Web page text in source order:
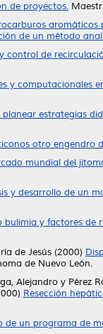
de proyectos.
de un método
control de
y computacionales
estrategias
otro engendro
mundial del
y desarrollo de un
bulimia y factores de
de Jesús (2000)
de Nuevo León.
Alejandro y Pérez
Resección
de un programa de